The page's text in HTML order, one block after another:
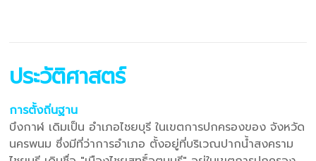
ประวัติศาสตร์
การตั้งถิ่นฐาน
บึงกาฬ เดิมเป็น อำเภอไชยบุรี ในเขตการปกครองของ จังหวัด
นครพนม ซึ่งมีที่ว่าการอำเภอ ตั้งอยู่ที่บริเวณปากน้ำสงคราม